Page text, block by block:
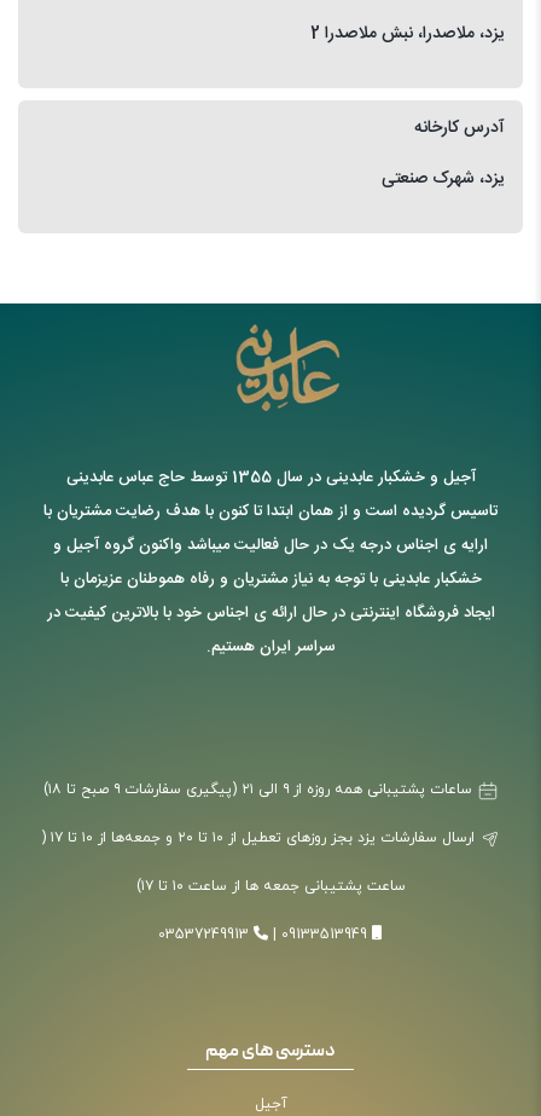
یزد، ملاصدرا، نبش ملاصدرا 2
آدرس کارخانه
یزد، شهرک صنعتی
آجیل و خشکبار عابدینی در سال 1355 توسط حاج عباس عابدینی
تاسیس گردیده است و از همان ابتدا تا کنون با هدف رضایت مشتریان با
ارایه ی اجناس درجه یک در حال فعالیت میباشد واکنون گروه آجیل و
خشکبار عابدینی با توجه به نیاز مشتریان و رفاه هموطنان عزیزمان با
ایجاد فروشگاه اینترنتی در حال ارائه ی اجناس خود با بالاترین کیفیت در
سراسر ایران هستیم.
ارسال سفارشات یزد بجز روزهای تعطیل از ۱۰ تا ۲۰ و جمعه‌ها از ۱۰ تا ۱۷ (
ساعت پشتیبانی جمعه ها از ساعت ۱۰ تا ۱۷)
09133513949
03537249913
دسترسی های مهم
آجیل